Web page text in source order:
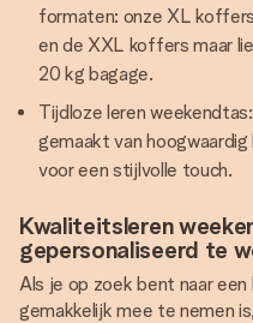
formaten: onze XL
en de XXL koffers maar
20 kg bagage.
Tijdloze leren
gemaakt van
voor een stijlvolle touch.
Kwaliteitsleren
gepersonaliseerd te
Als je op zoek bent naar
gemakkelijk mee te nemen